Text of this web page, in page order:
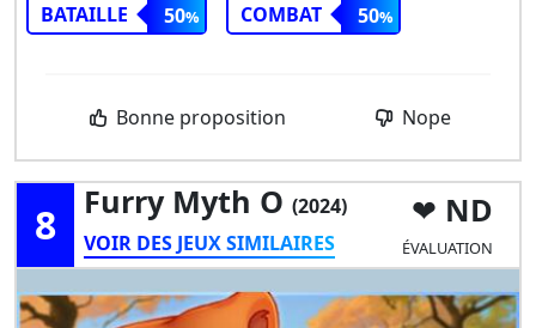
BATAILLE
50 COMBAT 50
Bonne proposition Nope
8 Furry Myth O (2024)
VOIR DES JEUX SIMILAIRES
ND
ÉVALUATION